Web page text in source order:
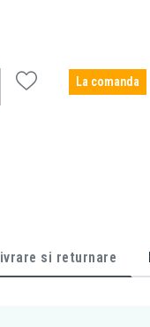
La comanda
si returnare